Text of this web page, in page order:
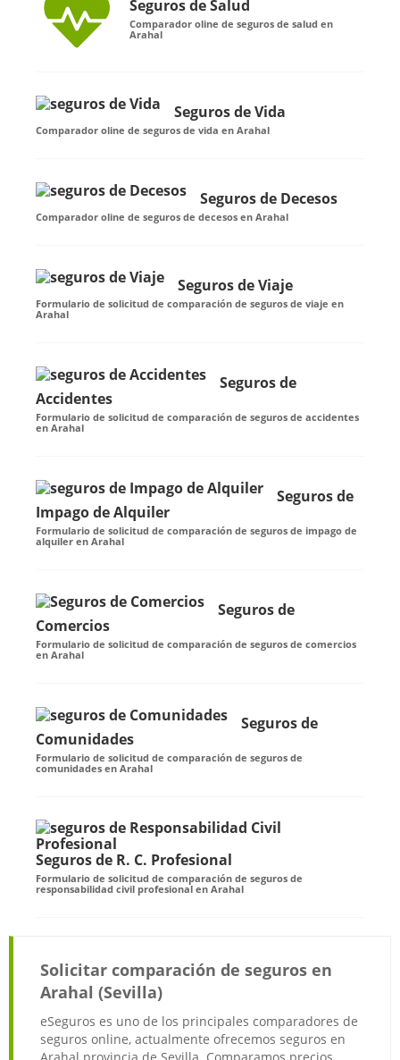
Seguros de Salud
Comparador oline de seguros de salud en
Arahal
Seguros de Vida
Comparador oline de seguros de vida en Arahal
Seguros de Decesos
Comparador oline de seguros de decesos en Arahal
Seguros de Viaje
Formulario de solicitud de comparación de seguros de viaje en
Arahal
Seguros de
Accidentes
Formulario de solicitud de comparación de seguros de accidentes
en Arahal
Seguros de
Impago de Alquiler
Formulario de solicitud de comparación de seguros de impago de
alquiler en Arahal
Seguros de
Comercios
Formulario de solicitud de comparación de seguros de comercios
en Arahal
Seguros de
Comunidades
Formulario de solicitud de comparación de seguros de
comunidades en Arahal
Seguros de R. C. Profesional
Formulario de solicitud de comparación de seguros de
responsabilidad civil profesional en Arahal
Solicitar comparación de seguros en
Arahal (Sevilla)
eSeguros es uno de los principales comparadores de
seguros online, actualmente ofrecemos seguros en
Arahal provincia de Sevilla. Comparamos precios